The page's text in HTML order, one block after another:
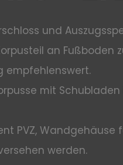
und
an Fußboden
empfehlenswert.
mit Schubladen
PVZ, Wandgehäuse
werden.